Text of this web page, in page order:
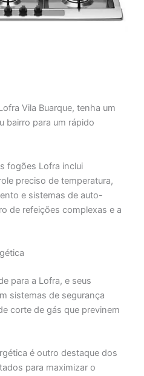
Vila Buarque, tenha um
bairro para um rápido
fogões Lofra inclui
preciso de temperatura,
e sistemas de auto-
de refeições complexas e a
para a Lofra, e seus
sistemas de segurança
corte de gás que previnem
é outro destaque dos
para maximizar o